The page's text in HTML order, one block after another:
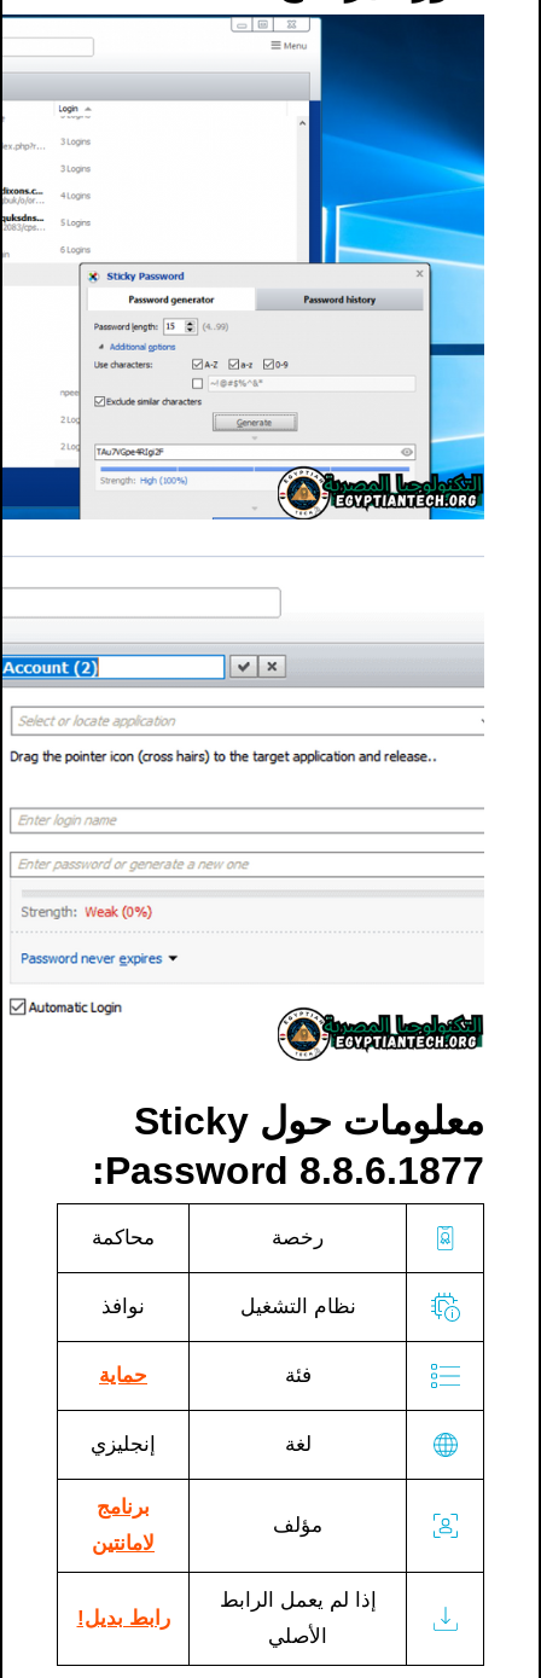
معلومات حول Sticky
Password 8.8.6.1877:
رخصة محاكمة
نظام التشغيل نوافذ
فئة حماية
لغة إنجليزي
مؤلف
برنامج
لامانتين
إذا لم يعمل الرابط
الأصلي
رابط بديل!